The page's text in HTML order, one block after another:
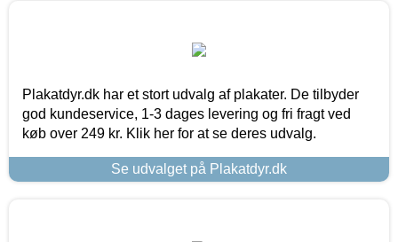
Plakatdyr.dk har et stort udvalg af plakater. De tilbyder
god kundeservice, 1-3 dages levering og fri fragt ved
køb over 249 kr. Klik her for at se deres udvalg.
Se udvalget på Plakatdyr.dk